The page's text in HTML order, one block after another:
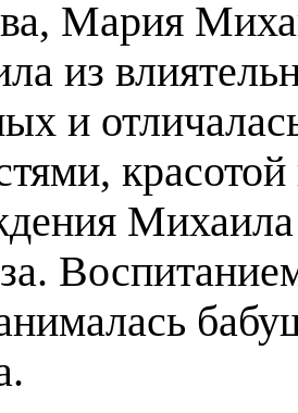
Мария
из
и
Михаила